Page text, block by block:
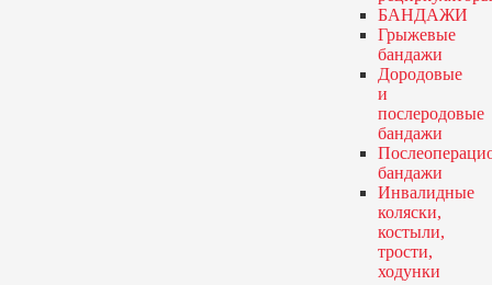
БАНДАЖИ
Грыжевые
бандажи
Дородовые
и
послеродовые
бандажи
бандажи
Инвалидные
коляски,
костыли,
трости,
ходунки